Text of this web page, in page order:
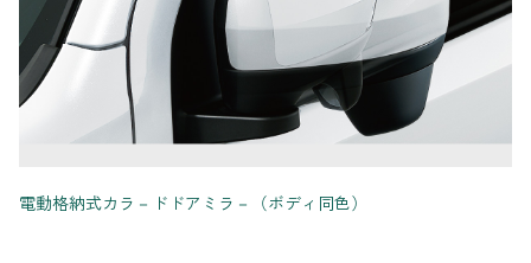
電動格納式カラ－ドドアミラ－（ボディ同色）